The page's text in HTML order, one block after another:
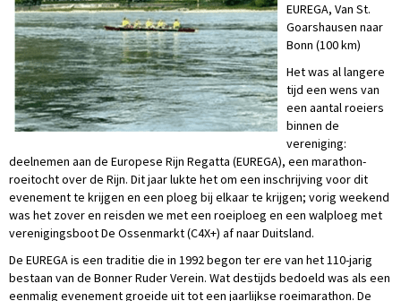
EUREGA, Van St.
Goarshausen naar
Bonn (100 km)
Het was al langere
tijd een wens van
een aantal roeiers
binnen de
vereniging:
deelnemen aan de Europese Rijn Regatta (EUREGA), een marathon-
roeitocht over de Rijn. Dit jaar lukte het om een inschrijving voor dit
evenement te krijgen en een ploeg bij elkaar te krijgen; vorig weekend
was het zover en reisden we met een roeiploeg en een walploeg met
verenigingsboot De Ossenmarkt (C4X+) af naar Duitsland.
De EUREGA is een traditie die in 1992 begon ter ere van het 110-jarig
bestaan van de Bonner Ruder Verein. Wat destijds bedoeld was als een
eenmalig evenement groeide uit tot een jaarlijkse roeimarathon. De